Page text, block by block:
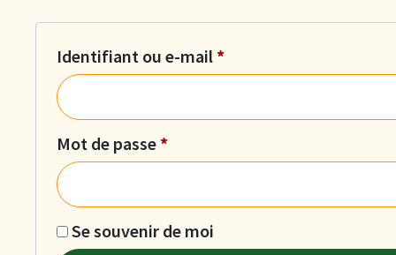
Identifiant ou e-mail*
Mot de passe*
Se souvenir de moi